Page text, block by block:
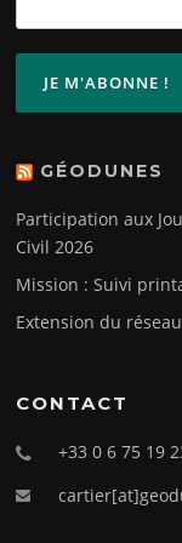
GÉODUNES
Participation aux
Civil 2026
Mission : Suivi
Extension du
CONTACT
+33 0 6 75 19